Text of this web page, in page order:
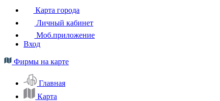
Карта города
Личный кабинет
Моб.приложение
Вход
Фирмы на карте
Главная
Карта